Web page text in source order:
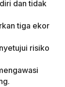
dan tidak
tiga ekor
risiko